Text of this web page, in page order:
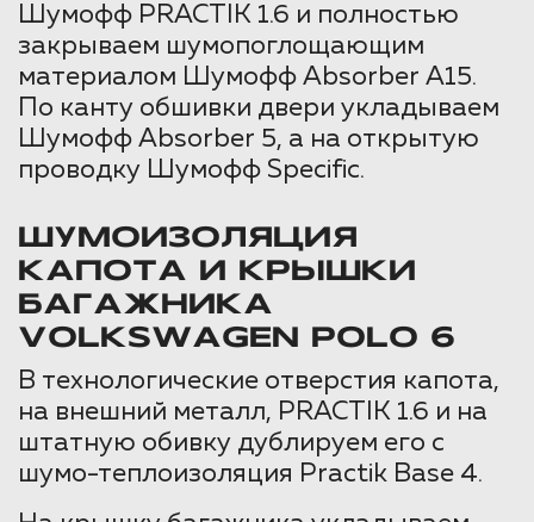
Шумофф PRACTIK 1.6 и полностью
закрываем шумопоглощающим
материалом Шумофф Absorber А15.
По канту обшивки двери укладываем
Шумофф Absorber 5, а на открытую
проводку Шумофф Specific.
ШУМОИЗОЛЯЦИЯ
КАПОТА И КРЫШКИ
БАГАЖНИКА
VOLKSWAGEN POLO 6
В технологические отверстия капота,
на внешний металл, PRACTIK 1.6 и на
штатную обивку дублируем его с
шумо-теплоизоляция Practik Base 4.